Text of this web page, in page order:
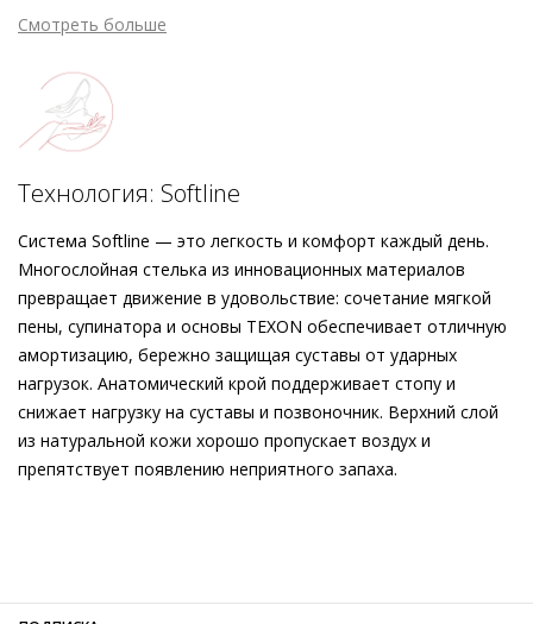
силуэта Мэри Джейн, а пряжка позволяет индивидуально
отрегулировать модель в соответствии с формой стопы.
Женственное очарование модели дополнено округлым
блочным каблуком. Технология Softline позволяет
поддерживать ощущение мягкого комфорта в каждом шаге.
Гибкие и лёгкие – чёрные балетки станут надёжными
спутниками вашей повседневности.
Смотреть больше
Технология: Softline
Система Softline — это легкость и комфорт каждый день.
Многослойная стелька из инновационных материалов
превращает движение в удовольствие: сочетание мягкой
пены, супинатора и основы TEXON обеспечивает отличную
амортизацию, бережно защищая суставы от ударных
нагрузок. Анатомический крой поддерживает стопу и
снижает нагрузку на суставы и позвоночник. Верхний слой
из натуральной кожи хорошо пропускает воздух и
препятствует появлению неприятного запаха.
Материал подошвы Термопластичный полиуретан (TPU)